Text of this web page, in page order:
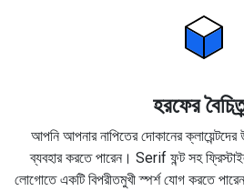
হরফের
আপনি আপনার নাপিতের দোকানের
ব্যবহার করতে পারেন। Serif ফন্ট সহ
লোগোতে একটি বিপরীতমুখী স্পর্শ যোগ করতে